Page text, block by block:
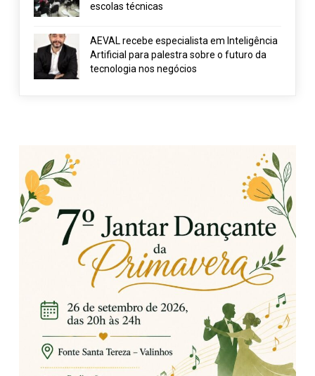
escolas técnicas
AEVAL recebe especialista em Inteligência
Artificial para palestra sobre o futuro da
tecnologia nos negócios